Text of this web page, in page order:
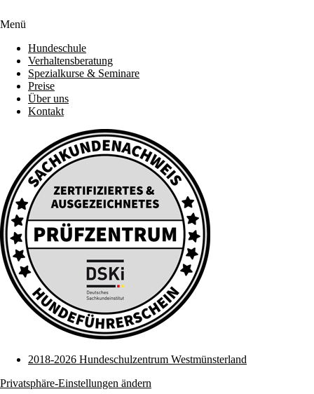
Menü
Hundeschule
Verhaltensberatung
Spezialkurse & Seminare
Preise
Über uns
Kontakt
2018-2026 Hundeschulzentrum Westmünsterland
Privatsphäre-Einstellungen ändern